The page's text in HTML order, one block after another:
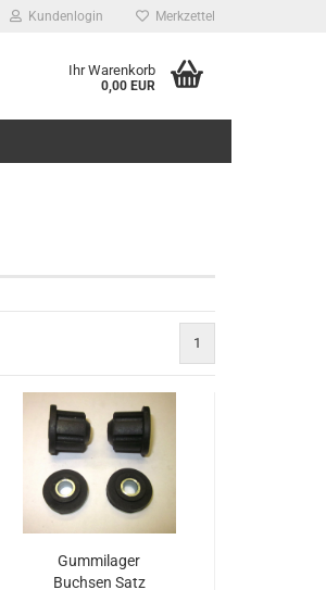
Kundenlogin Merkzettel
Ihr Warenkorb
0,00 EUR
1
Gummilager
Buchsen Satz